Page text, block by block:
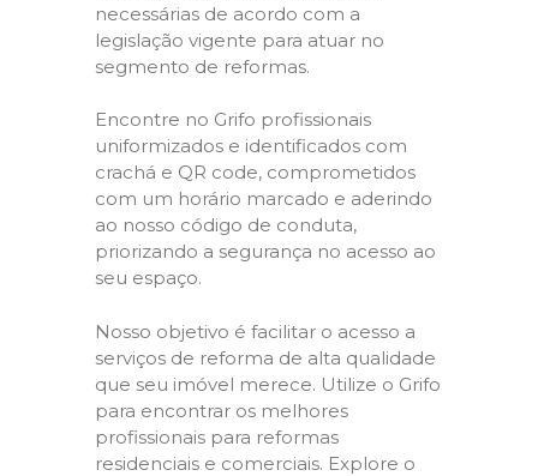
necessárias de acordo com a
legislação vigente para atuar no
segmento de reformas.
Encontre no Grifo profissionais
uniformizados e identificados com
crachá e QR code, comprometidos
com um horário marcado e aderindo
ao nosso código de conduta,
priorizando a segurança no acesso ao
seu espaço.
Nosso objetivo é facilitar o acesso a
serviços de reforma de alta qualidade
que seu imóvel merece. Utilize o Grifo
para encontrar os melhores
profissionais para reformas
residenciais e comerciais. Explore o